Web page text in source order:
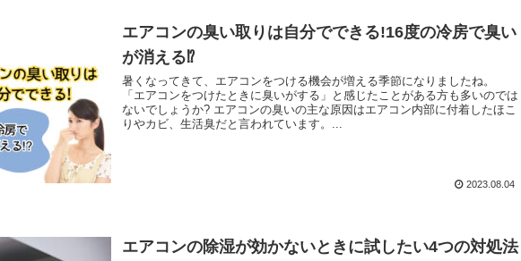
エアコンの臭い取りは自分でできる!16度の冷房で臭い
が消える⁉︎
暑くなってきて、エアコンをつける機会が増える季節になりましたね。
「エアコンをつけたときに臭いがする」と感じたことがある方も多いのでは
ないでしょうか? エアコンの臭いの主な原因はエアコン内部に付着したほこ
りやカビ、生活臭だと言われています。...
2023.08.04
エアコンの除湿が効かないときに試したい4つの対処法